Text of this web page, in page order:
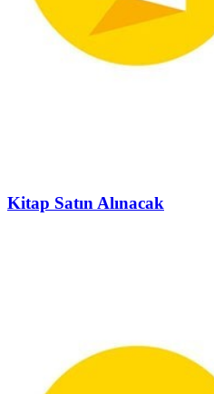
Kitap Satın Alınacak